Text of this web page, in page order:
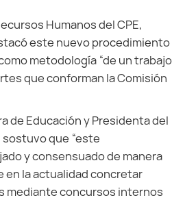
Humanos del CPE,
este nuevo procedimiento
metodología “de un trabajo
que conforman la Comisión
de Educación y Presidenta del
que “este
y consensuado de manera
en la actualidad concretar
mediante concursos internos